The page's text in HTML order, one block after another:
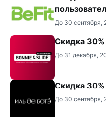
До 30 сентября,
Скидка
До 31 декабря,
Скидка
До 30 сентября,